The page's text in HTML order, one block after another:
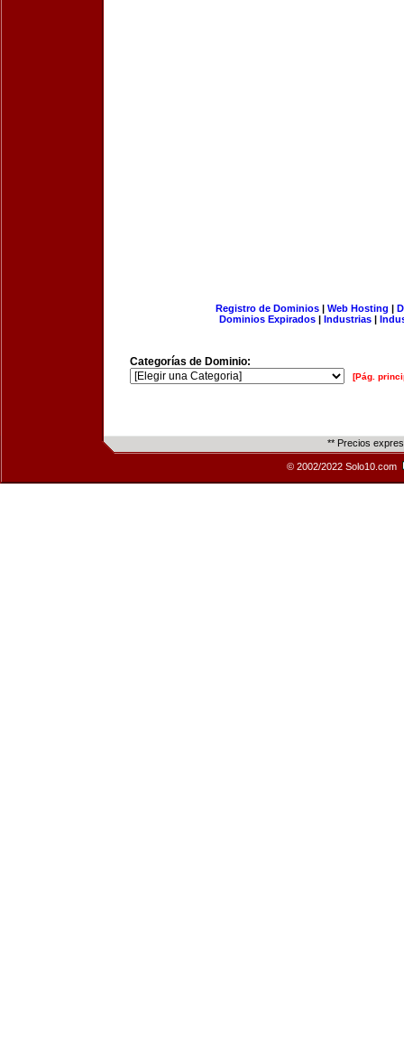
Registro de Dominios| Web Hosting |
Dominios Expirados | Industrias |
Categorías de Dominio:
[Pág.
** Precios
© 2002/2022 Solo10.com